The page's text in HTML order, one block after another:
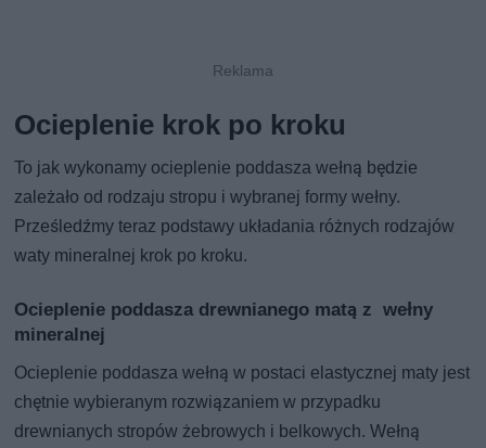
Ocieplenie krok po kroku
To jak wykonamy ocieplenie poddasza wełną będzie
zależało od rodzaju stropu i wybranej formy wełny.
Prześledźmy teraz podstawy układania różnych rodzajów
waty mineralnej krok po kroku.
Ocieplenie poddasza drewnianego matą z wełny
mineralnej
Ocieplenie poddasza wełną w postaci elastycznej maty jest
chętnie wybieranym rozwiązaniem w przypadku
drewnianych stropów żebrowych i belkowych. Wełną